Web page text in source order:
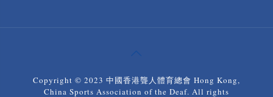
Copyright © 2023 中國香港聾人體育總會 Hong Kong,
China Sports Association of the Deaf. All rights